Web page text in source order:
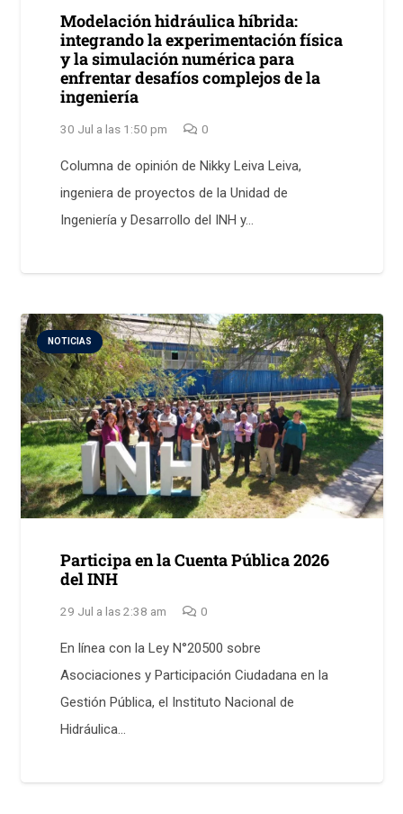
Modelación hidráulica híbrida:
integrando la experimentación física
y la simulación numérica para
enfrentar desafíos complejos de la
ingeniería
30 Jul a las 1:50 pm 0
Columna de opinión de Nikky Leiva Leiva,
ingeniera de proyectos de la Unidad de
Ingeniería y Desarrollo del INH y…
NOTICIAS
Participa en la Cuenta Pública 2026
del INH
29 Jul a las 2:38 am 0
En línea con la Ley N°20500 sobre
Asociaciones y Participación Ciudadana en la
Gestión Pública, el Instituto Nacional de
Hidráulica…